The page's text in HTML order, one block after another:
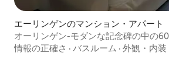
エーリンゲンのマンション・アパート
オーリンゲン-モダンな記念碑の中の
ート
情報の正確さ · バスルーム · 外観・内装